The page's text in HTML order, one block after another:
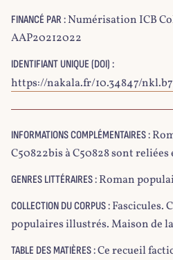
FINANCÉ PAR : Numérisation ICB
AAP20212022
IDENTIFIANT UNIQUE (DOI) :
https://nakala.fr/10.34847/
INFORMATIONS COMPLÉMENTAIRES :
C50822bis à C50828 sont reliées
GENRES LITTÉRAIRES : Roman
COLLECTION DU CORPUS : Fascicules.
populaires illustrés. Maison de
TABLE DES MATIÈRES :Ce recueil